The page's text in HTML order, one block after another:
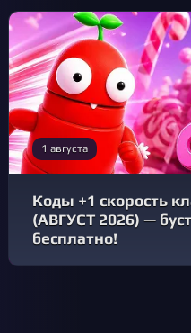
1 августа
Коды +1 скорость
(АВГУСТ 2026) —
бесплатно!